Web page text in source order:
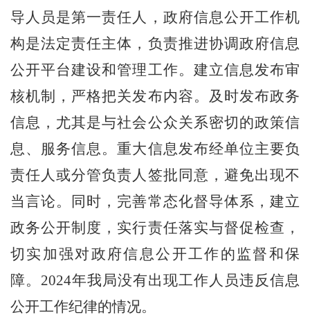
导人员是第一责任人，政府信息公开工作机
构是法定责任主体，负责推进协调政府信息
公开平台建设和管理工作。建立信息发布审
核机制，严格把关发布内容。及时发布政务
信息，尤其是与社会公众关系密切的政策信
息、服务信息。重大信息发布经单位主要负
责任人或分管负责人签批同意，避免出现不
当言论。同时，完善常态化督导体系，建立
政务公开制度，实行责任落实与督促检查，
切实加强对政府信息公开工作的监督和保
障。 2024年我局没有出现工作人员违反信息
公开工作纪律的情况。